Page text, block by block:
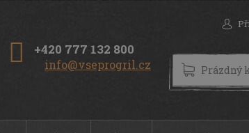
+420 777 132 800
info@vseprogril.cz
KOŠÍK
Prázdný